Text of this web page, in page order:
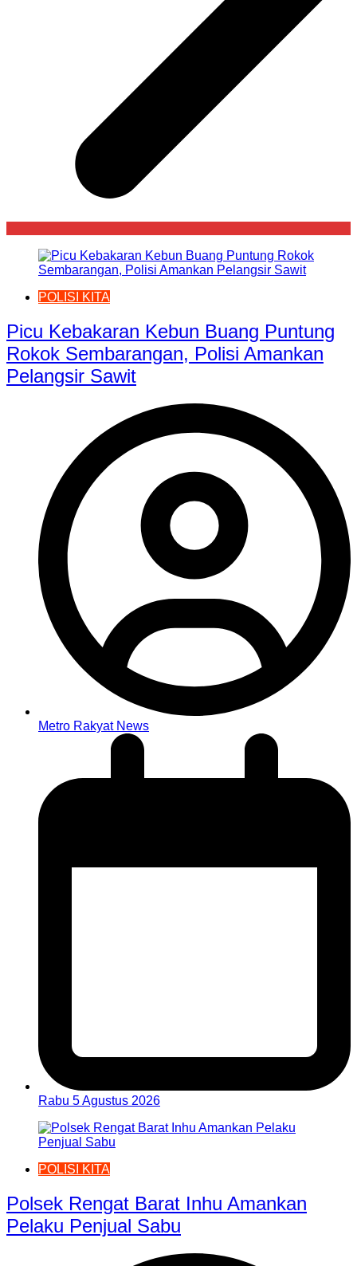
POLISI KITA
Picu Kebakaran Kebun Buang Puntung
Rokok Sembarangan, Polisi Amankan
Pelangsir Sawit
Metro Rakyat News
Rabu 5 Agustus 2026
POLISI KITA
Polsek Rengat Barat Inhu Amankan
Pelaku Penjual Sabu